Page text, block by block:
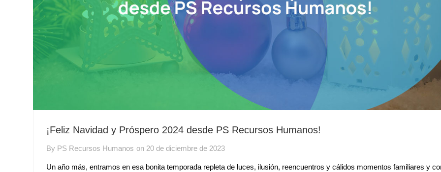
¡Feliz Navidad y Próspero 2024 desde PS Recursos Humanos!
By PS Recursos Humanos on 20 de diciembre de 2023
Un año más, entramos en esa bonita temporada repleta de luces, ilusión, reencuentros y cálidos momentos familiares y